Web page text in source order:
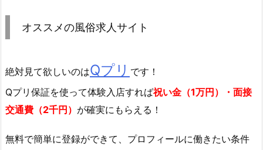
オススメの風俗求人サイト
絶対見て欲しいのはQプリ です！
Qプリ保証を使って体験入店すれば祝い金（1万円）・面接
交通費（2千円） が確実にもらえる！
無料で簡単に登録ができて、プロフィールに働きたい条件